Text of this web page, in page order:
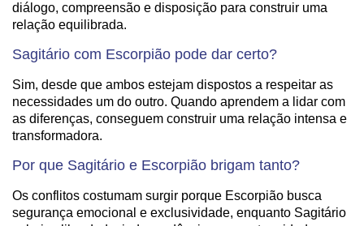
diálogo, compreensão e disposição para construir uma
relação equilibrada.
Sagitário com Escorpião pode dar certo?
Sim, desde que ambos estejam dispostos a respeitar as
necessidades um do outro. Quando aprendem a lidar com
as diferenças, conseguem construir uma relação intensa e
transformadora.
Por que Sagitário e Escorpião brigam tanto?
Os conflitos costumam surgir porque Escorpião busca
segurança emocional e exclusividade, enquanto Sagitário